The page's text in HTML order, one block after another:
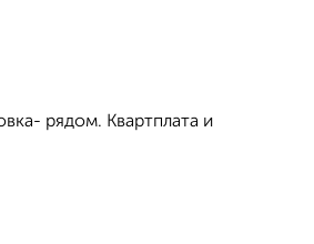
рядом. Квартплата и